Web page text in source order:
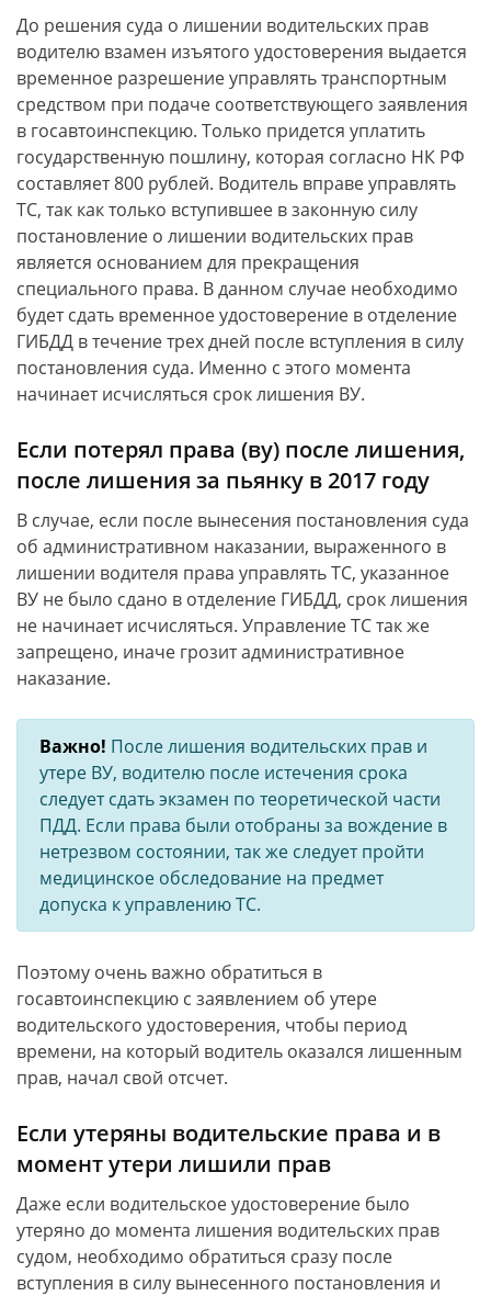
До решения суда о лишении водительских прав
водителю взамен изъятого удостоверения выдается
временное разрешение управлять транспортным
средством при подаче соответствующего заявления
в госавтоинспекцию. Только придется уплатить
государственную пошлину, которая согласно НК РФ
составляет 800 рублей. Водитель вправе управлять
ТС, так как только вступившее в законную силу
постановление о лишении водительских прав
является основанием для прекращения
специального права. В данном случае необходимо
будет сдать временное удостоверение в отделение
ГИБДД в течение трех дней после вступления в силу
постановления суда. Именно с этого момента
начинает исчисляться срок лишения ВУ.
Если потерял права (ву) после лишения,
после лишения за пьянку в 2017 году
В случае, если после вынесения постановления суда
об административном наказании, выраженного в
лишении водителя права управлять ТС, указанное
ВУ не было сдано в отделение ГИБДД, срок лишения
не начинает исчисляться. Управление ТС так же
запрещено, иначе грозит административное
наказание.
Важно! После лишения водительских прав и
утере ВУ, водителю после истечения срока
следует сдать экзамен по теоретической части
ПДД. Если права были отобраны за вождение в
нетрезвом состоянии, так же следует пройти
медицинское обследование на предмет
допуска к управлению ТС.
Поэтому очень важно обратиться в
госавтоинспекцию с заявлением об утере
водительского удостоверения, чтобы период
времени, на который водитель оказался лишенным
прав, начал свой отсчет.
Если утеряны водительские права и в
момент утери лишили прав
Даже если водительское удостоверение было
утеряно до момента лишения водительских прав
судом, необходимо обратиться сразу после
вступления в силу вынесенного постановления и